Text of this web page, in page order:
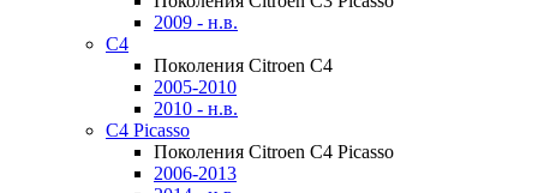
2009 - н.в.
C4
Поколения Citroen C4
2005-2010
2010 - н.в.
C4 Picasso
Поколения Citroen C4 Picasso
2006-2013